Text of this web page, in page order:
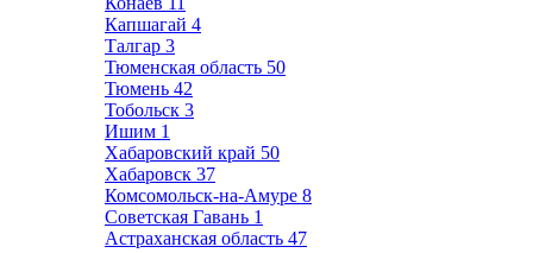
Капшагай 4
Талгар 3
Тюменская область 50
Тюмень 42
Тобольск 3
Ишим 1
Хабаровский край 50
Хабаровск 37
Комсомольск-на-Амуре 8
Советская Гавань 1
Астраханская область 47